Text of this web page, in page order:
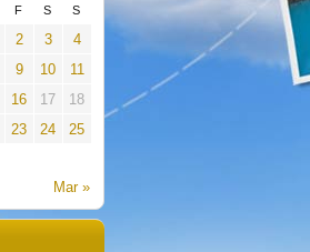
F S S
Mar »
2 3
4
9 10
11
16 17
18
23 24
25